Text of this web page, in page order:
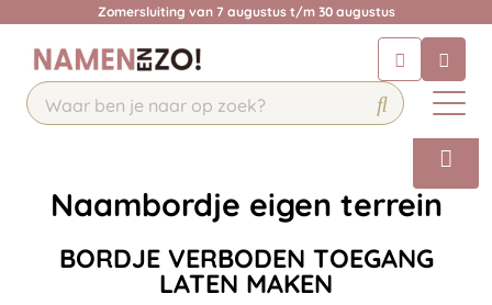
Zomersluiting van 7 augustus t/m 30 augustus
Chatbot
Chat 24/7 met onze chatbot voor
Naambordje eigen terrein
BORDJE VERBODEN TOEGANG
LATEN MAKEN